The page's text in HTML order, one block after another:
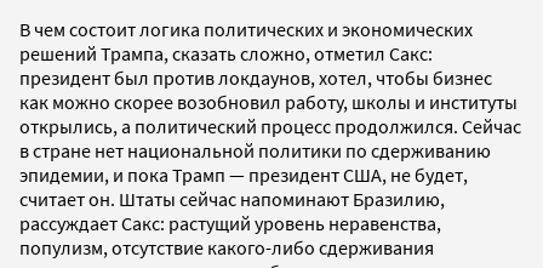
В чем состоит логика политических и экономических
решений Трампа, сказать сложно, отметил Сакс:
президент был против локдаунов, хотел, чтобы бизнес
как можно скорее возобновил работу, школы и институты
открылись, а политический процесс продолжился. Сейчас
в стране нет национальной политики по сдерживанию
эпидемии, и пока Трамп — президент США, не будет,
считает он. Штаты сейчас напоминают Бразилию,
рассуждает Сакс: растущий уровень неравенства,
популизм, отсутствие какого-либо сдерживания